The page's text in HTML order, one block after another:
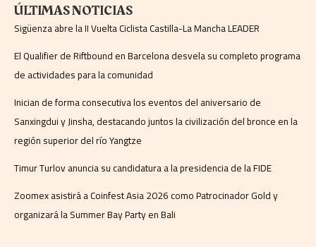
ÚLTIMAS NOTICIAS
Sigüenza abre la II Vuelta Ciclista Castilla-La Mancha LEADER
El Qualifier de Riftbound en Barcelona desvela su completo programa
de actividades para la comunidad
Inician de forma consecutiva los eventos del aniversario de
Sanxingdui y Jinsha, destacando juntos la civilización del bronce en la
región superior del río Yangtze
Timur Turlov anuncia su candidatura a la presidencia de la FIDE
Zoomex asistirá a Coinfest Asia 2026 como Patrocinador Gold y
organizará la Summer Bay Party en Bali